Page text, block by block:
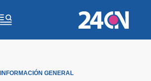
INFORMACIÓN GENERAL